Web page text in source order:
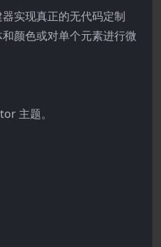
实现真正的无代码定制
颜色或对单个元素进行微
主题。